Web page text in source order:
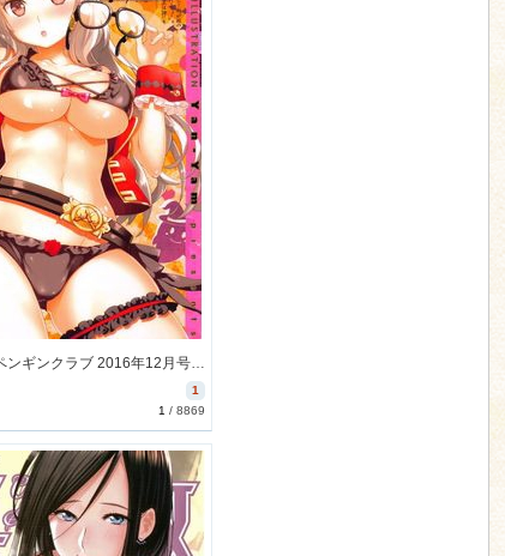
[2016-10-29] ペンギンクラブ 2016年12月号 (COMIC Penguin Club 2016-12)
1
1 /8869